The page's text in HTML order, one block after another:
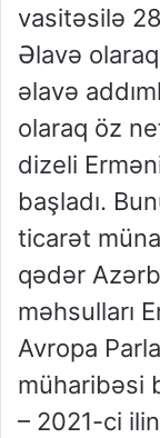
vasitəsilə
Əlavə
əlavə
olaraq öz
dizeli
başladı.
ticarət
qədər
məhsulları
Avropa
müharibəsi
– 2021-ci